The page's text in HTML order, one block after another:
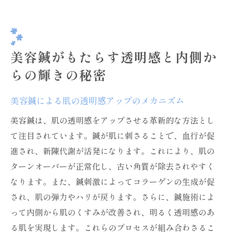
美容鍼がもたらす透明感と内側か
らの輝きの秘密
美容鍼による肌の透明感アップのメカニズム
美容鍼は、肌の透明感をアップさせる革新的な方法とし
て注目されています。鍼が肌に刺さることで、血行が促
進され、新陳代謝が活発になります。これにより、肌の
ターンオーバーが正常化し、古い角質が除去されやすく
なります。また、鍼刺激によってコラーゲンの生成が促
され、肌の弾力やハリが戻ります。さらに、鍼施術によ
って内側から肌のくすみが改善され、明るく透明感のあ
る肌を実現します。これらのプロセスが組み合わさるこ